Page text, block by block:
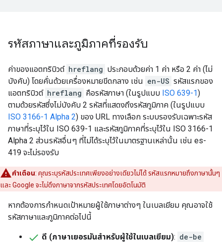
รหัสภาษาและภูมิภาคที่รองรับ
ค่าของแอตทริบิวต์ hreflang ประกอบด้วยค่า 1 ค่า หรือ 2 ค่า (ไม่
บังคับ) โดยคั่นด้วยเครื่องหมายขีดกลาง เช่น en-US รหัสแรกของ
แอตทริบิวต์ hreflang คือรหัสภาษา (ในรูปแบบ ISO 639-1)
ตามด้วยรหัสซึ่งไม่บังคับ 2 รหัสที่แสดงถึงรหัสภูมิภาค (ในรูปแบบ
ISO 3166-1 Alpha 2) ของ URL ทางเลือก ระบบรองรับเฉพาะรหัส
ภาษาที่ระบุไว้ใน ISO 639-1 และรหัสภูมิภาคที่ระบุไว้ใน ISO 3166-1
Alpha 2 ส่วนรหัสอื่นๆ ที่ไม่ได้ระบุไว้ในมาตรฐานเหล่านั้น เช่น es-
419 จะไม่รองรับ
คําเตือน: คุณระบุรหัสประเทศเพียงอย่างเดียวไม่ได้ รหัสแรกหมายถึงภาษานั้นๆ
และ Google จะไม่ดึงภาษาจากรหัสประเทศโดยอัตโนมัติ
หากต้องการกําหนดเป้าหมายผู้ใช้ภาษาต่างๆ ในเบลเยียม คุณอาจใช้
รหัสภาษาและภูมิภาคต่อไปนี้
ดี (ภาษาเยอรมันสําหรับผู้ใช้ในเบลเยียม): de-be